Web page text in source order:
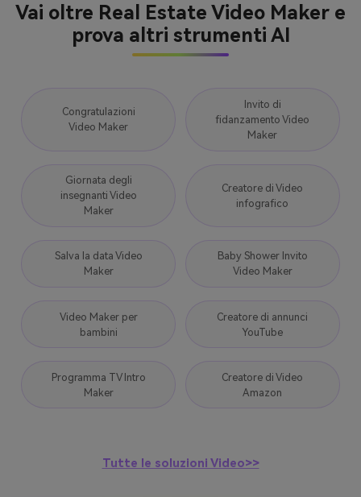
Vai oltre Real Estate Video Maker e
prova altri strumenti AI
Congratulazioni
Video Maker
Invito di
fidanzamento Video
Maker
Giornata degli
insegnanti Video
Maker
Creatore di Video
infografico
Salva la data Video
Maker
Baby Shower Invito
Video Maker
Video Maker per
bambini
Creatore di annunci
YouTube
Programma TV Intro
Maker
Creatore di Video
Amazon
Tutte le soluzioni Video>>